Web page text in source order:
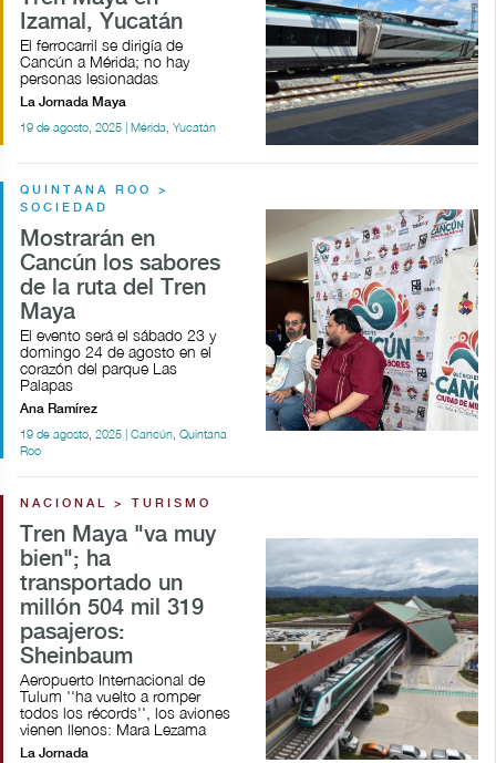
Izamal, Yucatán
El ferrocarril se dirigía de
Cancún a Mérida; no hay
personas lesionadas
La Jornada Maya
19 de agosto, 2025 | Mérida, Yucatán
QUINTANA ROO >
SOCIEDAD
Mostrarán en
Cancún los sabores
de la ruta del Tren
Maya
El evento será el sábado 23 y
domingo 24 de agosto en el
corazón del parque Las
Palapas
Ana Ramírez
19 de agosto, 2025 | Cancún, Quintana
Roo
NACIONAL > TURISMO
Tren Maya "va muy
bien"; ha
transportado un
millón 504 mil 319
pasajeros:
Sheinbaum
Aeropuerto Internacional de
Tulum ''ha vuelto a romper
todos los récords'', los aviones
vienen llenos: Mara Lezama
La Jornada